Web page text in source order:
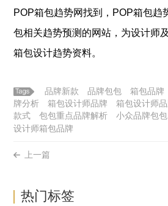
POP箱包趋势网找到，POP箱包趋
包相关趋势预测的网站，为设计师
箱包设计趋势资料。
品牌新款 品牌包包 箱包品牌
牌分析
箱包设计师品牌 箱包设计师
款式
包包重点品牌解析 小众品牌包包
设计师箱包品牌
上一篇
热门标签